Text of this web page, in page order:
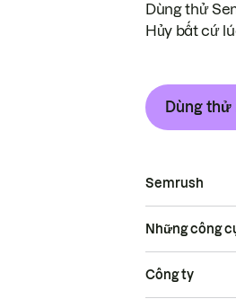
Dùng thử
Hủy bất cứ
Dùng thử
Semrush
Những công
Công ty